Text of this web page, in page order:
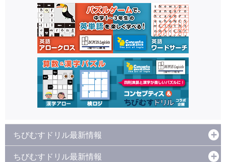
ちびむすドリル最新情報
ちびむすドリル最新情報